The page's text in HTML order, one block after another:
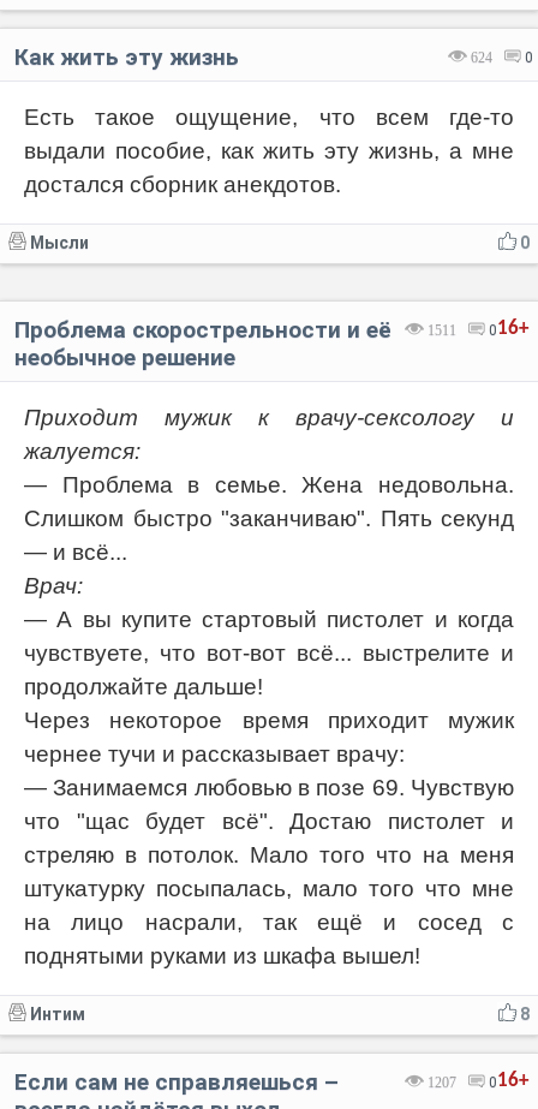
624 0
Как жить эту жизнь
Есть такое ощущение, что всем где-то
выдали пособие, как жить эту жизнь, а мне
достался сборник анекдотов.
0
Мысли
16+
1511 0
Проблема скорострельности и её
необычное решение
Приходит мужик к врачу-сексологу и
жалуется:
— Проблема в семье. Жена недовольна.
Слишком быстро "заканчиваю". Пять секунд
— и всё...
Врач:
— А вы купите стартовый пистолет и когда
чувствуете, что вот-вот всё... выстрелите и
продолжайте дальше!
Через некоторое время приходит мужик
чернее тучи и рассказывает врачу:
— Занимаемся любовью в позе 69. Чувствую
что "щас будет всё". Достаю пистолет и
стреляю в потолок. Мало того что на меня
штукатурку посыпалась, мало того что мне
на лицо наcрали, так ещё и сосед с
поднятыми руками из шкафа вышел!
8
Интим
16+
1207 0
Если сам не справляешься –